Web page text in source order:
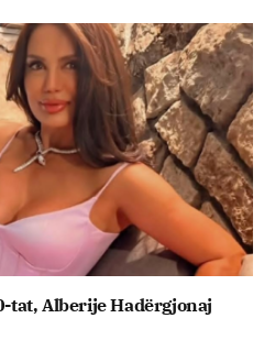
tat, Alberije Hadërgjonaj